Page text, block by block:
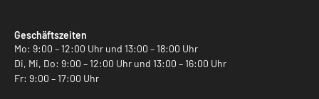
Geschäftszeiten
Mo: 9:00 – 12:00 Uhr und 13:00 – 18:00 Uhr
Di, Mi, Do: 9:00 – 12:00 Uhr und 13:00 – 16:00 Uhr
Fr: 9:00 – 17:00 Uhr